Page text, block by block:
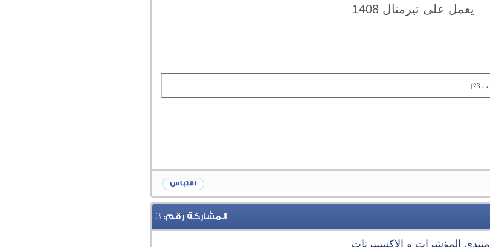
يعمل على تيرمنال 1408
المشاركة رقم: 3
منتدى المؤشرات و الاكسبيرتات